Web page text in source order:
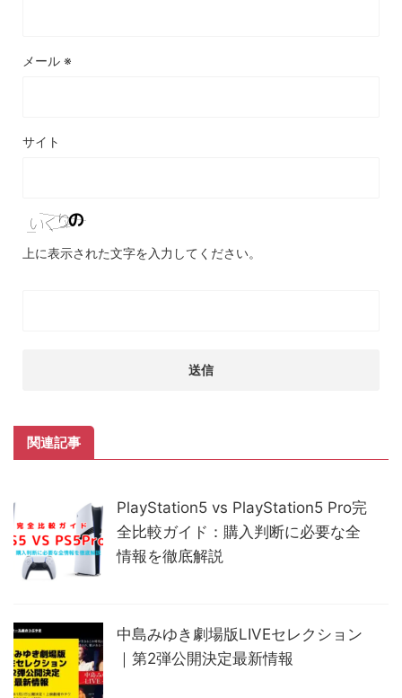
メール ※
サイト
上に表示された文字を入力してください。
関連記事
PlayStation5 vs PlayStation5 Pro完
全比較ガイド：購入判断に必要な全
情報を徹底解説
中島みゆき劇場版LIVEセレクション
｜第2弾公開決定最新情報